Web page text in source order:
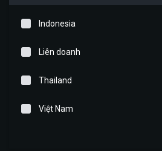
Indonesia
Liên doanh
Thailand
Việt Nam